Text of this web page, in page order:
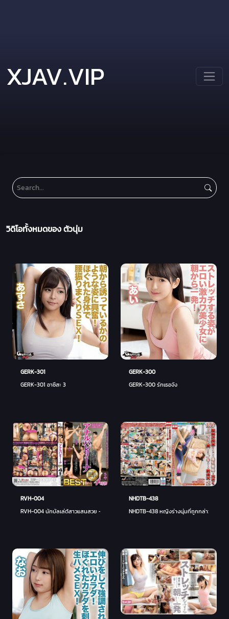
XJAV.VIP
วิดิโอทั้งหมดของ ตัวนุ่ม
GERK-301
GERK-301 อาซึสะ 3
GERK-300
GERK-300 รักเธอจัง
RVH-004
RVH-004 นักบัลเล่ต์สาวแสนสวย - นาโอะ ฮามาซากิ
NHDTB-438
NHDTB-438 หญิงร่างนุ่มที่ถูกกล่าวหาว่าเ